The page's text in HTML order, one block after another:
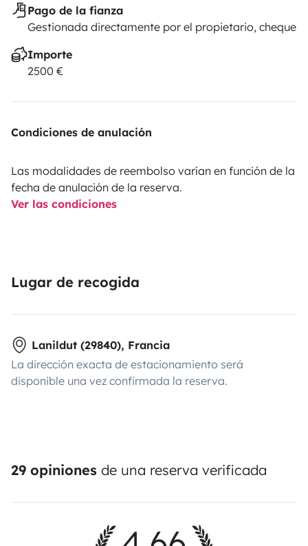
Pago de la fianza
Gestionada directamente por el propietario, cheque
Importe
2500 €
Condiciones de anulación
Las modalidades de reembolso varían en función de la
fecha de anulación de la reserva.
Ver las condiciones
Lugar de recogida
Lanildut (29840), Francia
La dirección exacta de estacionamiento será
disponible una vez confirmada la reserva.
29 opiniones de una reserva verificada